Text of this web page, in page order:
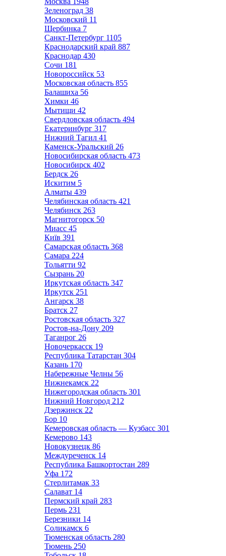
Зеленоград 38
Московский 11
Щербинка 7
Санкт-Петербург 1105
Краснодарский край 887
Краснодар 430
Сочи 181
Новороссийск 53
Московская область 855
Балашиха 56
Химки 46
Мытищи 42
Свердловская область 494
Екатеринбург 317
Нижний Тагил 41
Каменск-Уральский 26
Новосибирская область 473
Новосибирск 402
Бердск 26
Искитим 5
Алматы 439
Челябинская область 421
Челябинск 263
Магнитогорск 50
Миасс 45
Київ 391
Самарская область 368
Самара 224
Тольятти 92
Сызрань 20
Иркутская область 347
Иркутск 251
Ангарск 38
Братск 27
Ростовская область 327
Ростов-на-Дону 209
Таганрог 26
Новочеркасск 19
Республика Татарстан 304
Казань 170
Набережные Челны 56
Нижнекамск 22
Нижегородская область 301
Нижний Новгород 212
Дзержинск 22
Бор 10
Кемеровская область — Кузбасс 301
Кемерово 143
Новокузнецк 86
Междуреченск 14
Республика Башкортостан 289
Уфа 172
Стерлитамак 33
Салават 14
Пермский край 283
Пермь 231
Березники 14
Соликамск 6
Тюменская область 280
Тюмень 250